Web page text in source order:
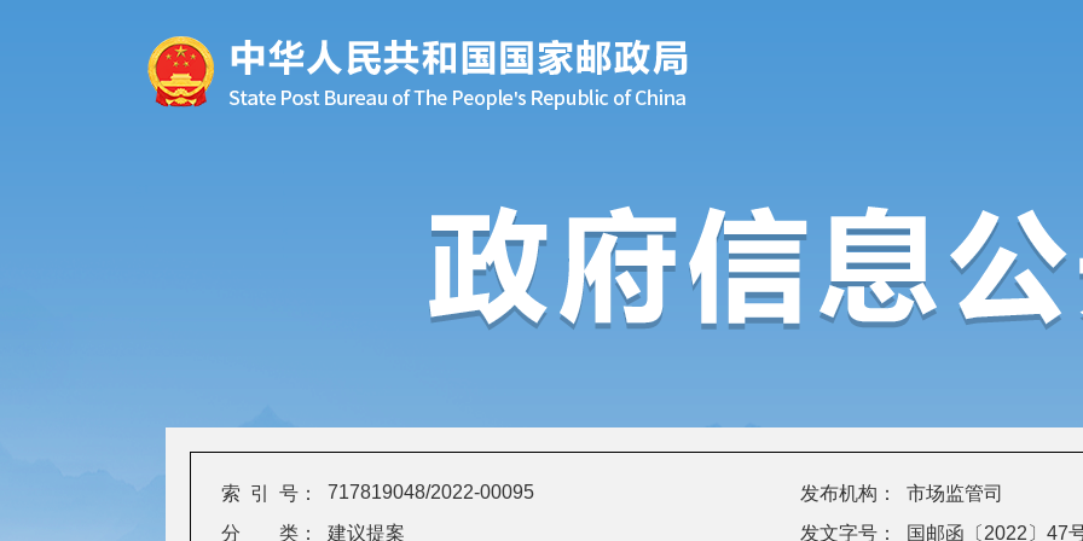
索 引 号： 717819048/2022-00095 发布机构：
市场监管司
分 类：
建议提案 发文字号： 国邮函〔2022〕47